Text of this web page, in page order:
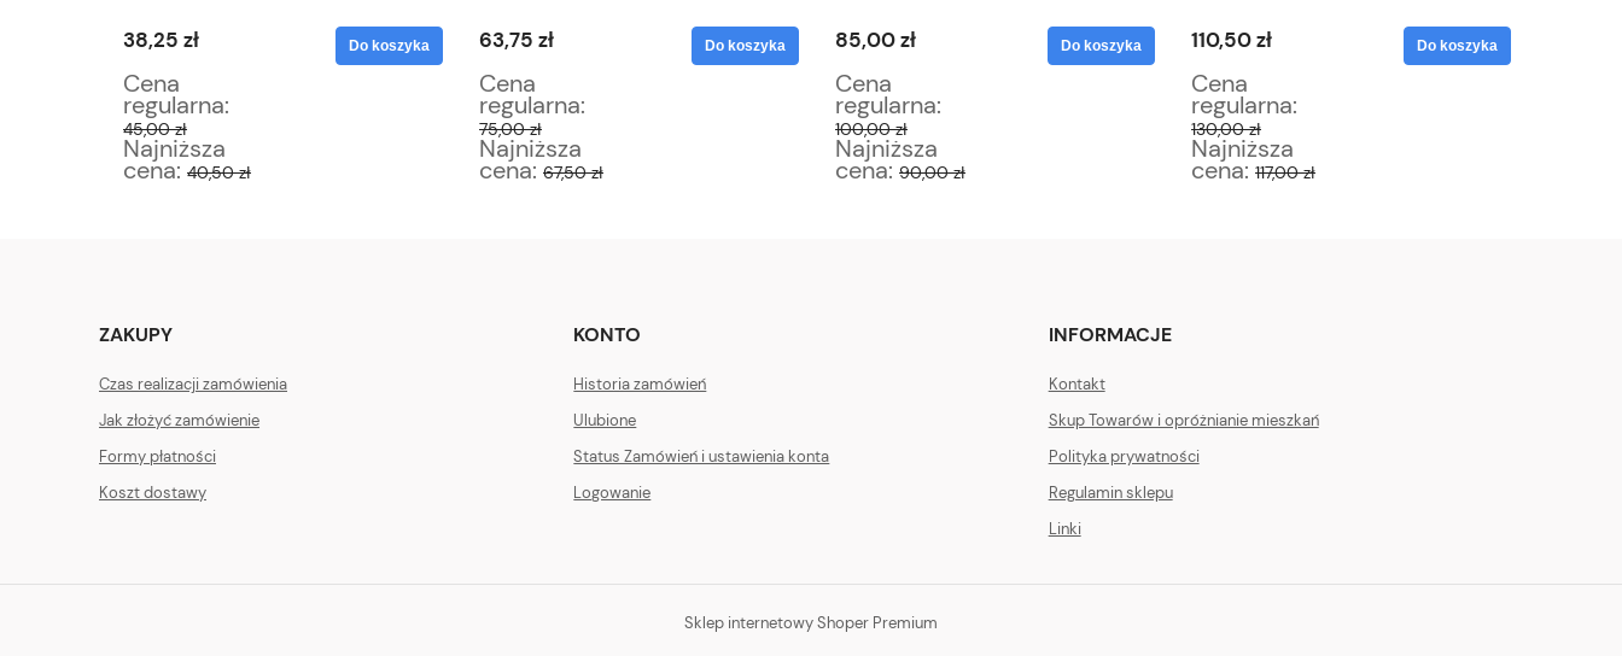
38,25 zł
Cena
regularna:
45,00 zł
Najniższa
cena: 40,50 zł
Do koszyka 63,75 zł
Cena
regularna:
75,00 zł
Najniższa
cena: 67,50 zł
Do koszyka 85,00 zł
Cena
regularna:
100,00 zł
Najniższa
cena: 90,00 zł
Do koszyka 110,50 zł
Cena
regularna:
130,00 zł
Najniższa
cena: 117,00 zł
Do koszyka
ZAKUPY
Czas realizacji zamówienia
Jak złożyć zamówienie
Formy płatności
Koszt dostawy
KONTO
Historia zamówień
Ulubione
Status Zamówień i ustawienia konta
Logowanie
INFORMACJE
Kontakt
Skup Towarów i opróżnianie mieszkań
Polityka prywatności
Regulamin sklepu
Linki
Sklep internetowy Shoper Premium